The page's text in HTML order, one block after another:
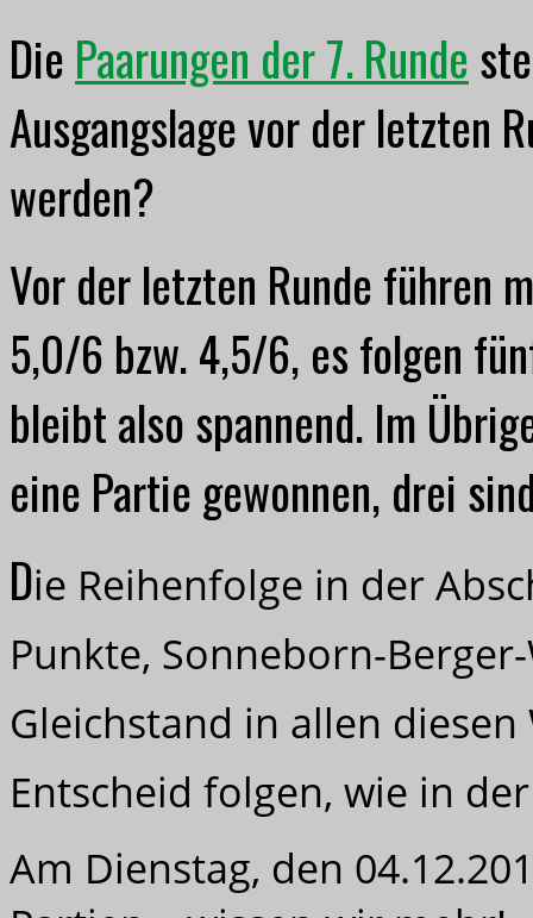
Die Paarungen der 7. Runde
Ausgangslage vor der letzten
werden?
Vor der letzten Runde führen
5,0/6 bzw. 4,5/6, es folgen
bleibt also spannend. Im
eine Partie gewonnen, drei
Die Reihenfolge in der
Punkte, Sonneborn-
Gleichstand in allen
Entscheid folgen, wie in
Am Dienstag, den